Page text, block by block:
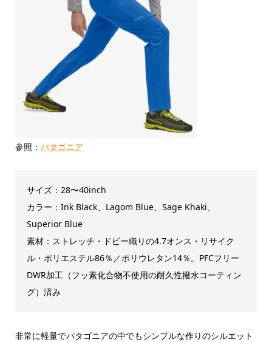
参照： パタゴニア
サイズ：28〜40inch
カラー：Ink Black、Lagom Blue、Sage Khaki、
Superior Blue
素材：ストレッチ・ドビー織りの4.7オンス・リサイク
ル・ポリエステル86％／ポリウレタン14％。PFCフリー
DWR加工（フッ素化合物不使用の耐久性撥水コーティン
グ）済み
非常に軽量でパタゴニアの中でもシンプルな作りのシルエット